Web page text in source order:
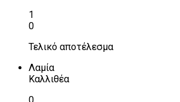
1
0
Τελικό αποτέλεσμα
Λαμία
Καλλιθέα